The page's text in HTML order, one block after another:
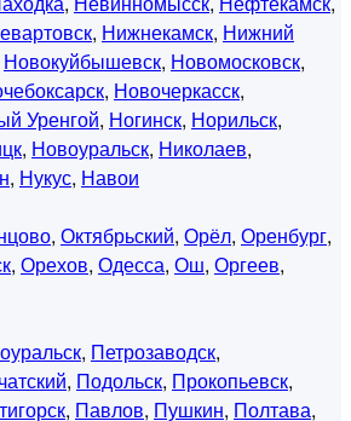
, Нижнекамск, Нижний
Новокуйбышевск, Новомосковск,
, Новочеркасск,
Уренгой, Ногинск, Норильск,
, Новоуральск, Николаев,
, Нукус, Навои
, Октябрьский, Орёл, Оренбург,
, Орехов, Одесса, Ош, Оргеев,
, Петрозаводск,
, Подольск, Прокопьевск,
, Павлов, Пушкин, Полтава,